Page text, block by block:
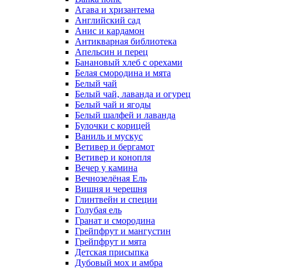
Агава и хризантема
Английский сад
Анис и кардамон
Антикварная библиотека
Апельсин и перец
Банановый хлеб с орехами
Белая смородина и мята
Белый чай
Белый чай, лаванда и огурец
Белый чай и ягоды
Белый шалфей и лаванда
Булочки с корицей
Ваниль и мускус
Ветивер и бергамот
Ветивер и конопля
Вечер у камина
Вечнозелёная Ель
Вишня и черешня
Глинтвейн и специи
Голубая ель
Гранат и смородина
Грейпфрут и мангустин
Грейпфрут и мята
Детская присыпка
Дубовый мох и амбра